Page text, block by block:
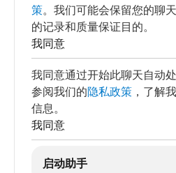
策。我们可能会保留您的聊
的记录和质量保证目的。
我同意
我同意通过开始此聊天自动
参阅我们的隐私政策 ，了解
信息。
我同意
启动助手